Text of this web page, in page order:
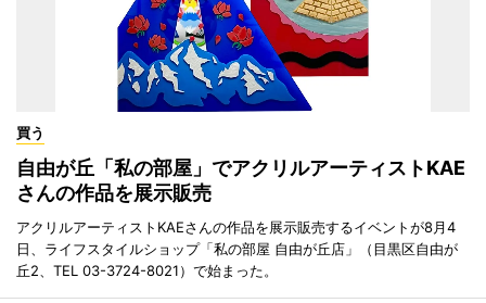
買う
自由が丘「私の部屋」でアクリルアーティストKAE
さんの作品を展示販売
アクリルアーティストKAEさんの作品を展示販売するイベントが8月4
日、ライフスタイルショップ「私の部屋 自由が丘店」（目黒区自由が
丘2、TEL 03-3724-8021）で始まった。